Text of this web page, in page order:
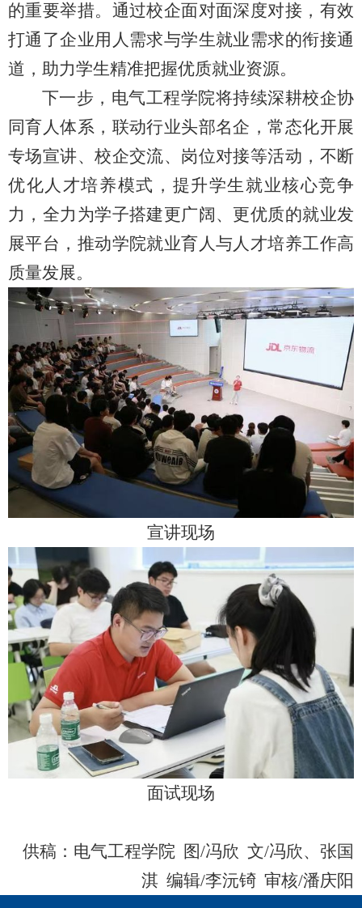
的重要举措。通过校企面对面深度对接，有效
打通了企业用人需求与学生就业需求的衔接通
道，助力学生精准把握优质就业资源。
下一步，电气工程学院将持续深耕校企协
同育人体系，联动行业头部名企，常态化开展
专场宣讲、校企交流、岗位对接等活动，不断
优化人才培养模式，提升学生就业核心竞争
力，全力为学子搭建更广阔、更优质的就业发
展平台，推动学院就业育人与人才培养工作高
质量发展。
宣讲现场
面试现场
供稿： 电气工程学院 图/冯欣 文/冯欣、张国
淇 编辑/李沅锜 审核/潘庆阳